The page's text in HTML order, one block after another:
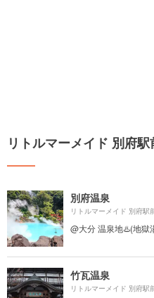
リトルマーメイド 別府
別府温泉
リトルマーメイド 別府駅
@大分 温泉地♨️(地獄
竹瓦温泉
リトルマーメイド 別府駅